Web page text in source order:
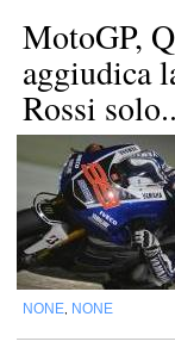
MotoGP,
aggiudica
Rossi
NONE NONE